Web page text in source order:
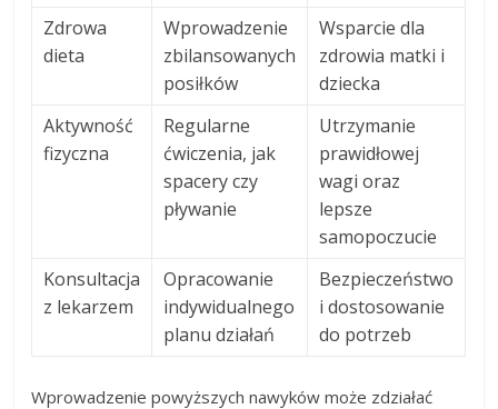
Zdrowa
dieta
Wprowadzenie
zbilansowanych
posiłków
Wsparcie dla
zdrowia matki i
dziecka
Aktywność
fizyczna
Regularne
ćwiczenia, jak
spacery czy
pływanie
Utrzymanie
prawidłowej
wagi oraz
lepsze
samopoczucie
Konsultacja
z lekarzem
Opracowanie
indywidualnego
planu działań
Bezpieczeństwo
i dostosowanie
do potrzeb
Wprowadzenie powyższych nawyków może zdziałać